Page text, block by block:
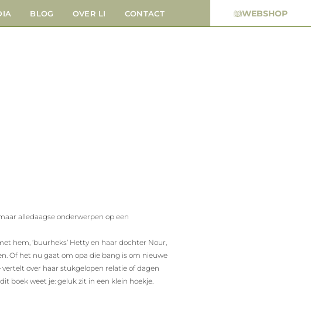
BLOG OVER LI CONTACT WEBSHOP
alledaagse onderwerpen op een
hem, ‘buurheks’ Hetty en haar dochter Nour,
Of het nu gaat om opa die bang is om nieuwe
over haar stukgelopen relatie of dagen
boek weet je: geluk zit in een klein hoekje.